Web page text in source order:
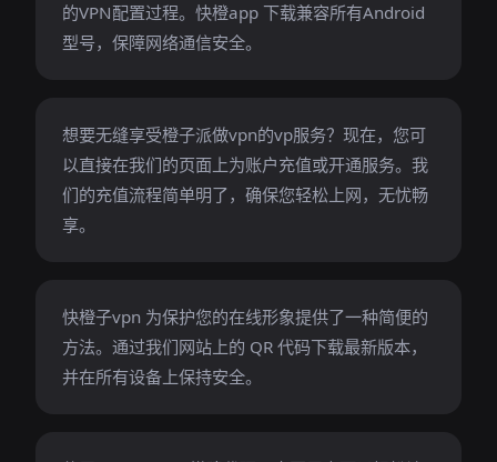
的VPN配置过程。快橙app 下载兼容所有Android
型号，保障网络通信安全。
想要无缝享受橙子派做vpn的vp服务？现在，您可
以直接在我们的页面上为账户充值或开通服务。我
们的充值流程简单明了，确保您轻松上网，无忧畅
享。
快橙子vpn 为保护您的在线形象提供了一种简便的
方法。通过我们网站上的 QR 代码下载最新版本，
并在所有设备上保持安全。